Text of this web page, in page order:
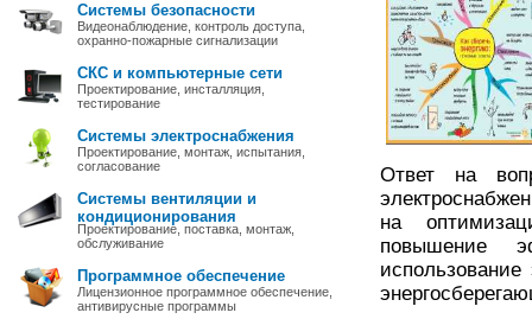
Системы безопасности
Видеонаблюдение, контроль доступа,
охранно-пожарные сигнализации
СКС и компьютерные сети
Проектирование, инсталляция,
тестирование
Системы электроснабжения
Проектирование, монтаж, испытания,
согласование
Системы вентиляции и
кондиционирования
Проектирование, поставка, монтаж,
обслуживание
Программное обеспечение
Лицензионное программное обеспечение,
антивирусные программы
Ответ на
на
повышение
использование